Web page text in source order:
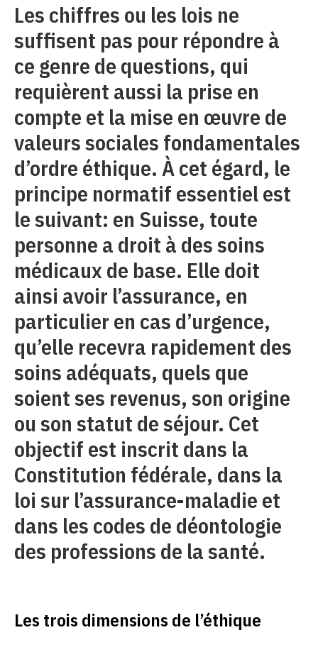
Les chiffres ou les lois ne
suffisent pas pour répondre à
ce genre de questions, qui
requièrent aussi la prise en
compte et la mise en œuvre de
valeurs sociales fondamentales
d’ordre éthique. À cet égard, le
principe normatif essentiel est
le suivant: en Suisse, toute
personne a droit à des soins
médicaux de base. Elle doit
ainsi avoir l’assurance, en
particulier en cas d’urgence,
qu’elle recevra rapidement des
soins adéquats, quels que
soient ses revenus, son origine
ou son statut de séjour. Cet
objectif est inscrit dans la
Constitution fédérale, dans la
loi sur l’assurance-maladie et
dans les codes de déontologie
des professions de la santé.
Les trois dimensions de l’éthique